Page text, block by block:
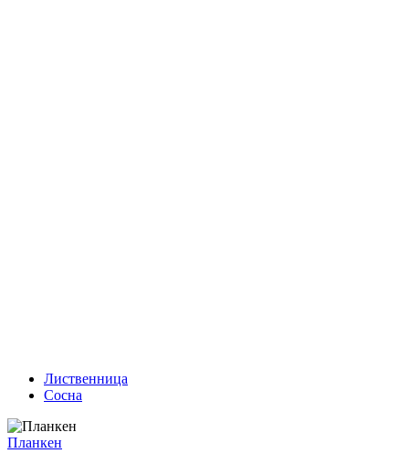
Лиственница
Сосна
Планкен